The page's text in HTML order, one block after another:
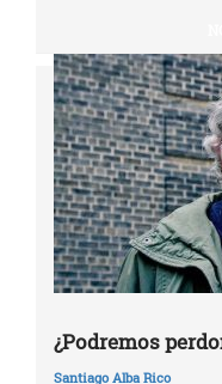
¿Podremos
Santiago Alba Rico